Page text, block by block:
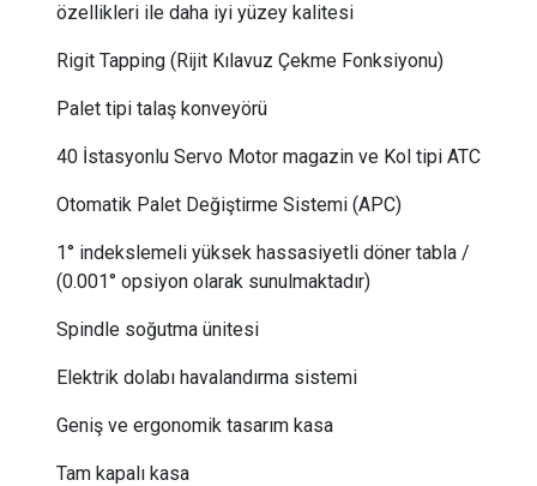
özellikleri ile daha iyi yüzey kalitesi
Rigit Tapping (Rijit Kılavuz Çekme Fonksiyonu)
Palet tipi talaş konveyörü
40 İstasyonlu Servo Motor magazin ve Kol tipi ATC
Otomatik Palet Değiştirme Sistemi (APC)
1° indekslemeli yüksek hassasiyetli döner tabla /
(0.001° opsiyon olarak sunulmaktadır)
Spindle soğutma ünitesi
​Elektrik dolabı havalandırma sistemi
Geniş ve ergonomik tasarım kasa
Tam kapalı kasa